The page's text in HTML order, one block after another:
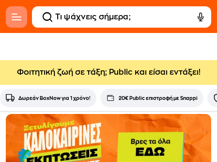
Φοιτητική ζωή σε τάξη; Public και είσαι εντάξει!
Δωρεάν BoxNow για 1 χρόνο! 20€ Public επιστροφή με Snappi